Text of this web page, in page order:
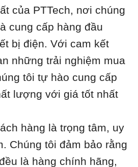
của PTTech, nơi chúng
cung cấp hàng đầu
bị điện. Với cam kết
những trải nghiệm mua
tôi tự hào cung cấp
lượng với giá tốt nhất
hàng là trọng tâm, uy
Chúng tôi đảm bảo rằng
là hàng chính hãng,